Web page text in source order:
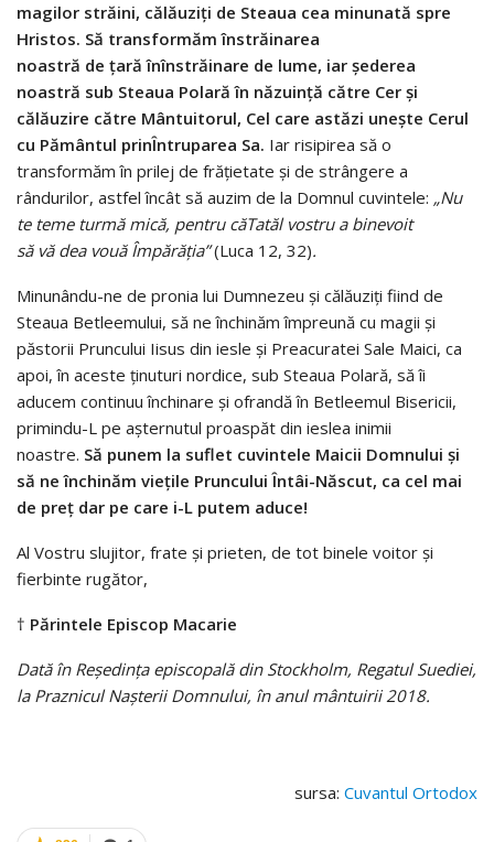
magilor străini, călăuziți de Steaua cea minunată spre
Hristos. Să transformămînstrăinarea
noastră de țară înînstrăinare de lume, iar șederea
noastră sub Steaua Polară în năzuință către Cer și
călăuzire către Mântuitorul, Cel care astăzi unește Cerul
cu Pământul prinÎntruparea Sa. Iar risipirea să o
transformăm în prilej de frățietate și de strângere a
rândurilor, astfel încât să auzim de la Domnul cuvintele: „Nu
te teme turmă mică, pentru căTatăl vostru a binevoit
să vă dea vouă Împărăţia”(Luca 12, 32).
Minunându-ne de pronia lui Dumnezeu și călăuziți fiind de
Steaua Betleemului, să ne închinăm împreună cu magii și
păstorii Pruncului Iisus din iesle și Preacuratei Sale Maici, ca
apoi, în aceste ținuturi nordice, sub Steaua Polară, să îi
aducem continuu închinare și ofrandă în Betleemul Bisericii,
primindu-L pe așternutul proaspăt din ieslea inimii
noastre. Să punem la suflet cuvintele Maicii Domnului și
să ne închinăm viețile Pruncului Întâi-Născut, ca cel mai
de preț dar pe care i-L putem aduce!
Al Vostru slujitor, frate și prieten, de tot binele voitor și
fierbinte rugător,
† Părintele Episcop Macarie
Dată în Reședința episcopală din Stockholm, Regatul Suediei,
la Praznicul Nașterii Domnului, în anul mântuirii 2018.
sursa: Cuvantul Ortodox